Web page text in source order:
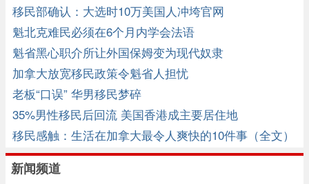
移民部确认：大选时10万美国人冲垮官网
魁北克难民必须在6个月内学会法语
魁省黑心职介所让外国保姆变为现代奴隶
加拿大放宽移民政策令魁省人担忧
老板“口误” 华男移民梦碎
35%男性移民后回流 美国香港成主要居住地
移民感触：生活在加拿大最令人爽快的10件事（全文）
新闻频道